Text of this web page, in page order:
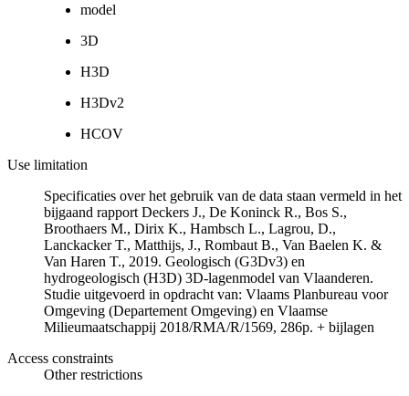
model
3D
H3D
H3Dv2
HCOV
Use limitation
Specificaties over het gebruik van de data staan vermeld in het
bijgaand rapport Deckers J., De Koninck R., Bos S.,
Broothaers M., Dirix K., Hambsch L., Lagrou, D.,
Lanckacker T., Matthijs, J., Rombaut B., Van Baelen K. &
Van Haren T., 2019. Geologisch (G3Dv3) en
hydrogeologisch (H3D) 3D-lagenmodel van Vlaanderen.
Studie uitgevoerd in opdracht van: Vlaams Planbureau voor
Omgeving (Departement Omgeving) en Vlaamse
Milieumaatschappij 2018/RMA/R/1569, 286p. + bijlagen
Access constraints
Other restrictions